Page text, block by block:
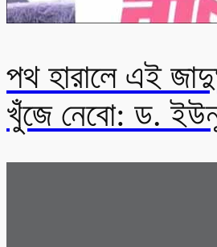
পথ হারালে এই
খুঁজে নেবো: ড.